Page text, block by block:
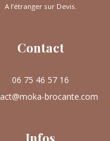
A l’étranger sur Devis.
Contact
06 75 46 57 16
brocante.com
Infos